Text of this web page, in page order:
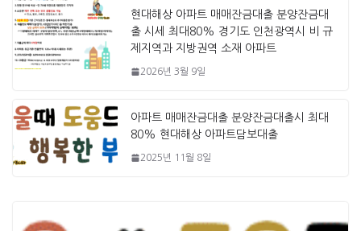
현대해상 아파트 매매잔금대출 분양잔금대
출 시세 최대80% 경기도 인천광역시 비 규
제지역과 지방권역 소재 아파트
2026년 3월 9일
아파트 매매잔금대출 분양잔금대출시 최대
80% 현대해상 아파트담보대출
2025년 11월 8일